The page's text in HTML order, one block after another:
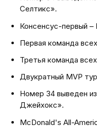
Селтикс».
Консенсус-первый –
Первая команда
Третья команда
Двукратный MVP
Номер 34 выведен
Джейхокс».
McDonald's All-